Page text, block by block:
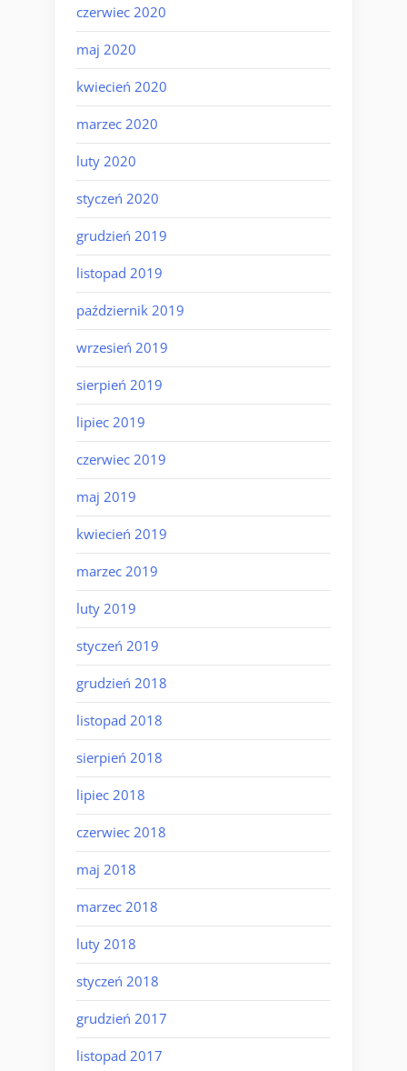
czerwiec 2020
maj 2020
kwiecień 2020
marzec 2020
luty 2020
styczeń 2020
grudzień 2019
listopad 2019
październik 2019
wrzesień 2019
sierpień 2019
lipiec 2019
czerwiec 2019
maj 2019
kwiecień 2019
marzec 2019
luty 2019
styczeń 2019
grudzień 2018
listopad 2018
sierpień 2018
lipiec 2018
czerwiec 2018
maj 2018
marzec 2018
luty 2018
styczeń 2018
grudzień 2017
listopad 2017